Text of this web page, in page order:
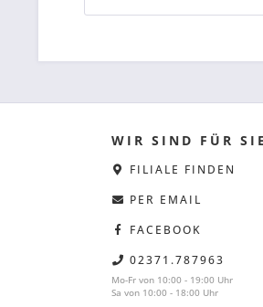
WIR SIND FÜR
FILIALE FINDEN
PER EMAIL
FACEBOOK
02371.787963
Mo-Fr von 10:00 - 19:00 Uhr
Sa von 10:00 - 18:00 Uhr